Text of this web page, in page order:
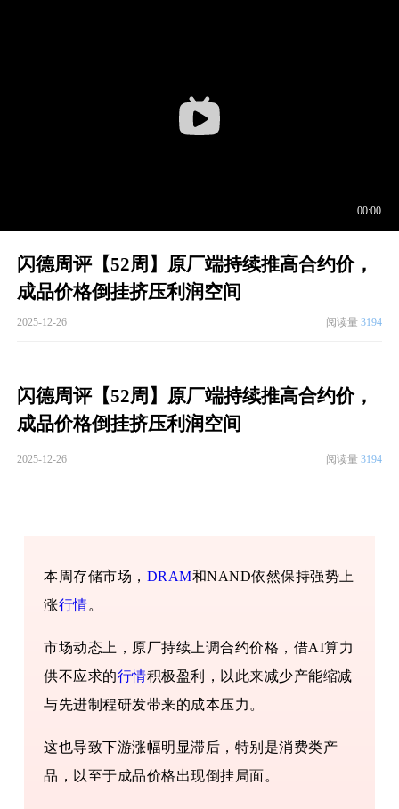
闪德周评【52周】原厂端持续推高合约价，
成品价格倒挂挤压利润空间
2025-12-26 阅读量 3194
闪德周评【52周】原厂端持续推高合约价，
成品价格倒挂挤压利润空间
2025-12-26 阅读量 3194
本周存储市场， DRAM和NAND依然保持强势上
涨行情。
市场动态上，原厂持续上调合约价格，借AI算力
供不应求的行情积极盈利，以此来减少产能缩减
与先进制程研发带来的成本压力。
这也导致下游涨幅明显滞后，特别是消费类产
品，以至于成品价格出现倒挂局面。